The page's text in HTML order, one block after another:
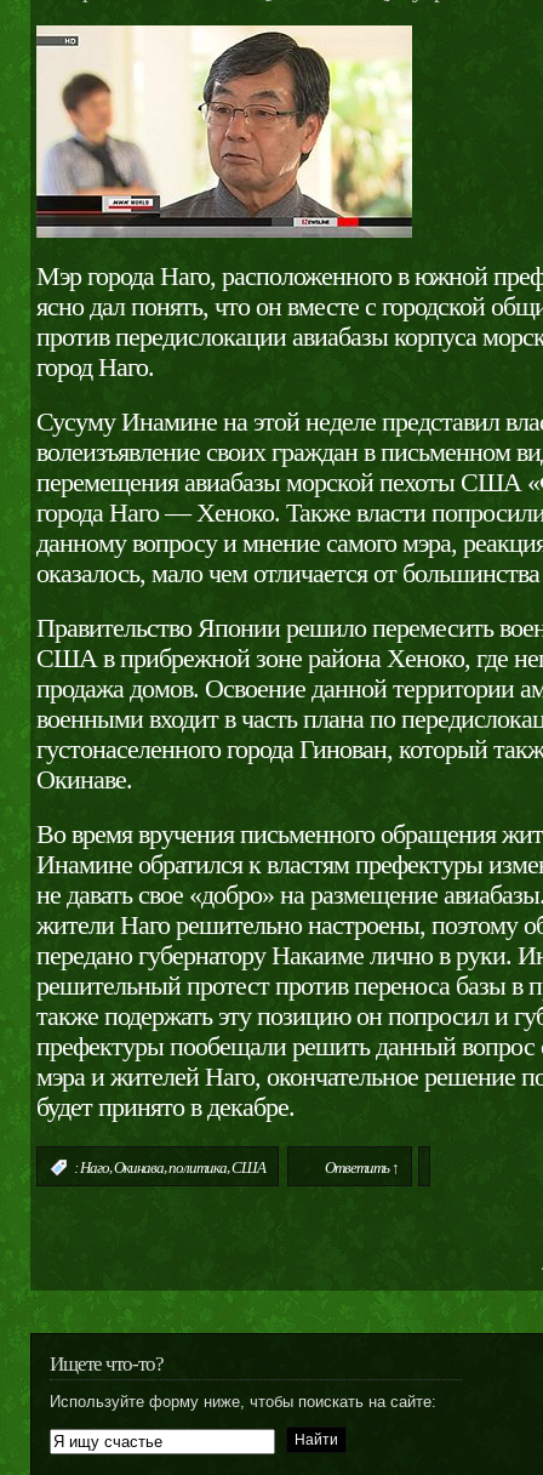
Мэр города Наго, расположенного в южной
ясно дал понять, что он вместе с городской
против передислокации авиабазы корпуса
город Наго.
Сусуму Инамине на этой неделе представил
волеизъявление своих граждан в письменном
перемещения авиабазы морской пехоты США
города Наго — Хеноко. Также власти
данному вопросу и мнение самого мэра,
оказалось, мало чем отличается от
Правительство Японии решило перемесить
США в прибрежной зоне района Хеноко, где
продажа домов. Освоение данной территории
военными входит в часть плана по
густонаселенного города Гинован, который
Окинаве.
Во время вручения письменного обращения
Инамине обратился к властям префектуры
не давать свое «добро» на размещение
жители Наго решительно настроены, поэтому
передано губернатору Накаиме лично в руки.
решительный протест против переноса базы в
также подержать эту позицию он попросил и
префектуры пообещали решить данный вопрос
мэра и жителей Наго, окончательное решение
будет принято в декабре.
:Наго,Окинава,политика,США Ответить ↑
Ищете что-то?
Используйте форму ниже, чтобы поискать на сайте: